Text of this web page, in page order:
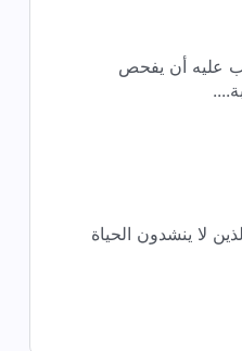
عليه أن يفحص
لا ينشدون الحياة